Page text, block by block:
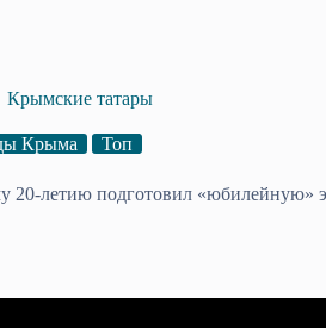
Крымские татары
Крыма Топ
20-летию подготовил «юбилейную»